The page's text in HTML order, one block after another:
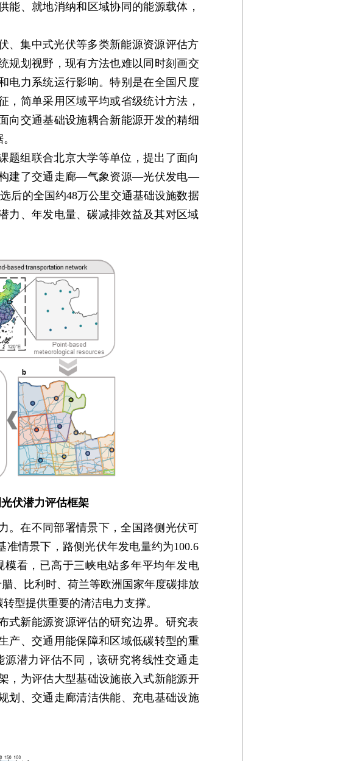
能、就地消纳和区域协同的能源载体，
、集中式光伏等多类新能源资源评估方
规划视野，现有方法也难以同时刻画交
电力系统运行影响。特别是在全国尺度
，简单采用区域平均或省级统计方法，
向交通基础设施耦合新能源开发的精细
题组联合北京大学等单位，提出了面向
构建了交通走廊—气象资源—光伏发电—
后的全国约48万公里交通基础设施数据
力、年发电量、碳减排效益及其对区域
伏潜力评估框架
。在不同部署情景下，全国路侧光伏可
准情景下，路侧光伏年发电量约为100.6
看，已高于三峡电站多年平均年发电
、比利时、荷兰等欧洲国家年度碳排放
型提供重要的清洁电力支撑。
式新能源资源评估的研究边界。研究表
产、交通用能保障和区域低碳转型的重
潜力评估不同，该研究将线性交通走
，为评估大型基础设施嵌入式新能源开
划、交通走廊清洁供能、充电基础设施